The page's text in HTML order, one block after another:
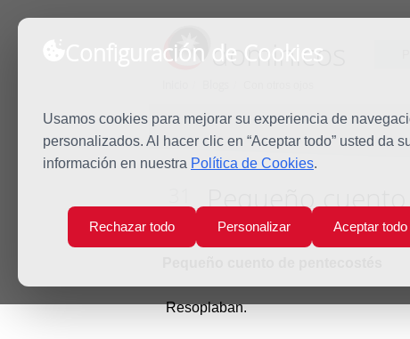
Configuración de Cookies
Usamos cookies para mejorar su experiencia de
personalizados. Al hacer clic en “Aceptar todo” usted da
información en nuestra Política de Cookies.
Rechazar todo Personalizar Aceptar todo
dominicos
2020
Pequeño cuento
1 comentarios
Resoplaban.